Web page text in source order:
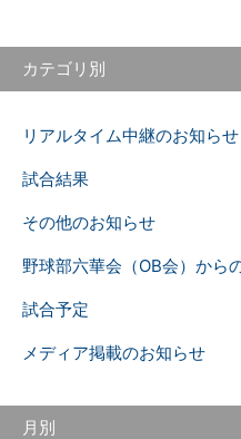
カテゴリ別
リアルタイム中継のお知らせ
試合結果
その他のお知らせ
野球部六華会（OB会）から
試合予定
メディア掲載のお知らせ
月別